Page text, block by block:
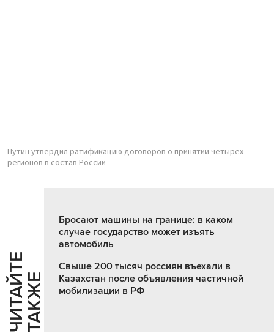
Путин утвердил ратификацию договоров о принятии четырех
регионов в состав России
Ч
И
Т
АЙ
Т
Е
Т
А
К
ЖЕ
Бросают машины на границе: в каком
случае государство может изъять
автомобиль
Свыше 200 тысяч россиян въехали в
Казахстан после объявления частичной
мобилизации в РФ